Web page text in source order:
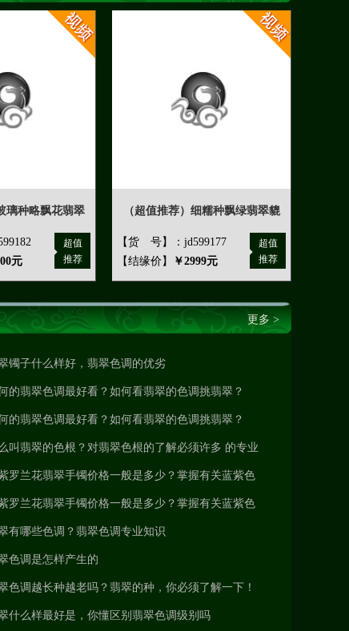
璃种略飘花翡翠
元
超值
推荐
（超值推荐）细糯种飘绿翡翠貔
【货 号】：jd599177
【结缘价】
￥2999元
超值
推荐
更多 >
镯子什么样好，翡翠色调的优劣
的翡翠色调最好看？如何看翡翠的色调挑翡翠？
的翡翠色调最好看？如何看翡翠的色调挑翡翠？
叫翡翠的色根？对翡翠色根的了解必须许多 的专业
和工作经验
罗兰花翡翠手镯价格一般是多少？掌握有关蓝紫色
色调的来历
罗兰花翡翠手镯价格一般是多少？掌握有关蓝紫色
色调的来历
有哪些色调？翡翠色调专业知识
色调是怎样产生的
色调越长种越老吗？翡翠的种，你必须了解一下！
什么样最好是，你懂区别翡翠色调级别吗